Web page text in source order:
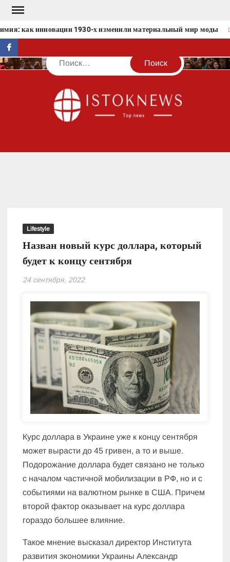
Перейти
содержимому
как инновации 1930-х изменили материальный мир моды
facebook
Поиск
Lifestyle
Назван новый курс доллара, который
будет к концу сентября
24 сентября, 2022
Курс доллара в Украине уже к концу сентября
может вырасти до 45 гривен, а то и выше.
Подорожание доллара будет связано не только
с началом частичной мобилизации в РФ, но и с
событиями на валютном рынке в США. Причем
второй фактор оказывает на курс доллара
гораздо большее влияние.
Такое мнение высказал директор Института
развития экономики Украины Александр